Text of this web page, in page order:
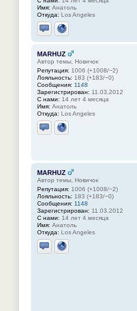
Имя: Анатоль
Откуда: Los Angeles
Отправить личное
Сайт
MARHUZ
Автор темы, Новичок
Репутация: 1006 (+1008/−2)
Лояльность: 183 (+183/−0)
Сообщения: 1148
Зарегистрирован: 11.03.2012
С нами: 14 лет 4 месяца
Имя: Анатоль
Откуда: Los Angeles
Отправить личное
Сайт
MARHUZ
Автор темы, Новичок
Репутация: 1006 (+1008/−2)
Лояльность: 183 (+183/−0)
Сообщения: 1148
Зарегистрирован: 11.03.2012
С нами: 14 лет 4 месяца
Имя: Анатоль
Откуда: Los Angeles
Отправить личное
Сайт